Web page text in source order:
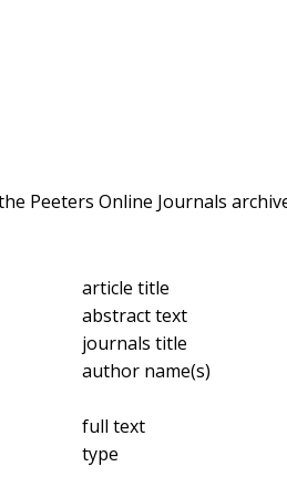
Peeters Online Journals
article title
abstract text
journals title
author name(s)
full text
type